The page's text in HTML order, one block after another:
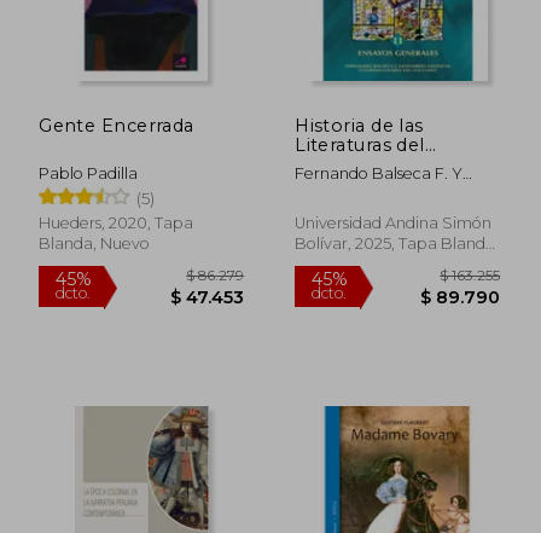
Gente Encerrada
Pablo Padilla
(5)
Hueders, 2020, Tapa
Blanda, Nuevo
Historia de las
Literaturas del
Ecuador 11. Ensayos
generales.
Fernando Balseca F. Y
Coord.
Universidad Andina Simón
Bolívar, 2025, Tapa Blanda,
Nuevo